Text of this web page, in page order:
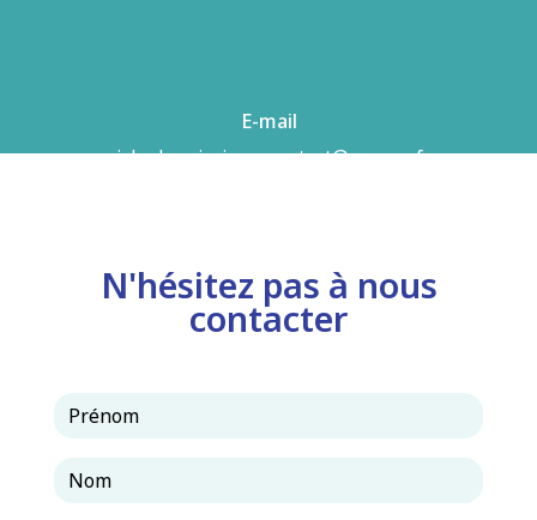
E-mail
airhydro.piscines-contact@orange.fr
N'hésitez pas à nous
contacter